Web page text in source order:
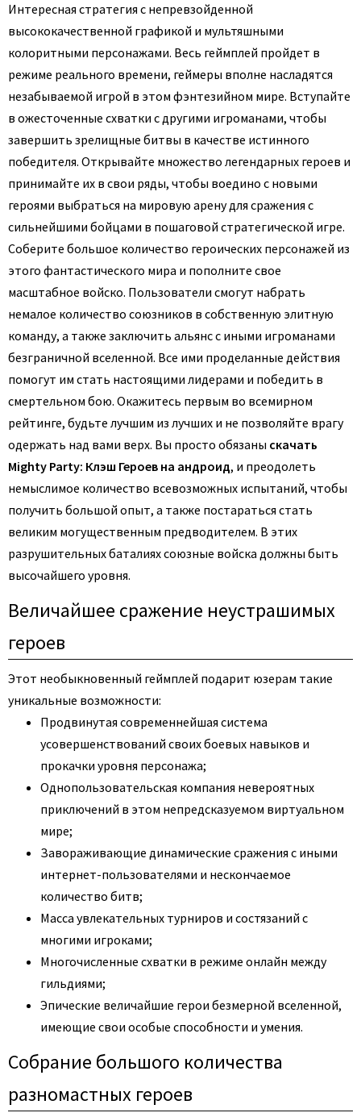
Интересная стратегия с непревзойденной
высококачественной графикой и мультяшными
колоритными персонажами. Весь геймплей пройдет в
режиме реального времени, геймеры вполне насладятся
незабываемой игрой в этом фэнтезийном мире. Вступайте
в ожесточенные схватки с другими игроманами, чтобы
завершить зрелищные битвы в качестве истинного
победителя. Открывайте множество легендарных героев и
принимайте их в свои ряды, чтобы воедино с новыми
героями выбраться на мировую арену для сражения с
сильнейшими бойцами в пошаговой стратегической игре.
Соберите большое количество героических персонажей из
этого фантастического мира и пополните свое
масштабное войско. Пользователи смогут набрать
немалое количество союзников в собственную элитную
команду, а также заключить альянс с иными игроманами
безграничной вселенной. Все ими проделанные действия
помогут им стать настоящими лидерами и победить в
смертельном бою. Окажитесь первым во всемирном
рейтинге, будьте лучшим из лучших и не позволяйте врагу
одержать над вами верх. Вы просто обязаны скачать
Mighty Party: Клэш Героев на андроид, и преодолеть
немыслимое количество всевозможных испытаний, чтобы
получить большой опыт, а также постараться стать
великим могущественным предводителем. В этих
разрушительных баталиях союзные войска должны быть
высочайшего уровня.
Величайшее сражение неустрашимых
героев
Этот необыкновенный геймплей подарит юзерам такие
уникальные возможности:
Продвинутая современнейшая система
усовершенствований своих боевых навыков и
прокачки уровня персонажа;
Однопользовательская компания невероятных
приключений в этом непредсказуемом виртуальном
мире;
Завораживающие динамические сражения с иными
интернет-пользователями и нескончаемое
количество битв;
Масса увлекательных турниров и состязаний с
многими игроками;
Многочисленные схватки в режиме онлайн между
гильдиями;
Эпические величайшие герои безмерной вселенной,
имеющие свои особые способности и умения.
Собрание большого количества
разномастных героев